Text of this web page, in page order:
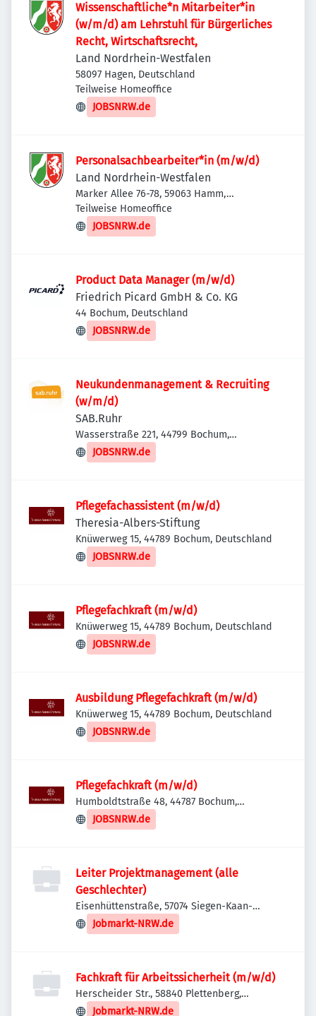
Wissenschaftliche*n Mitarbeiter*in
(w/m/d) am Lehrstuhl für Bürgerliches
Recht, Wirtschaftsrecht,
Land Nordrhein-Westfalen
58097 Hagen, Deutschland
Teilweise Homeoffice
JOBSNRW.de
Personalsachbearbeiter*in (m/w/d)
Land Nordrhein-Westfalen
Marker Allee 76-78, 59063 Hamm,
Deutschland
Teilweise Homeoffice
JOBSNRW.de
Product Data Manager (m/w/d)
Friedrich Picard GmbH & Co. KG
44 Bochum, Deutschland
JOBSNRW.de
Neukundenmanagement & Recruiting
(w/m/d)
SAB.Ruhr
Wasserstraße 221, 44799 Bochum,
Deutschland
JOBSNRW.de
Pflegefachassistent (m/w/d)
Theresia-Albers-Stiftung
Knüwerweg 15, 44789 Bochum, Deutschland
JOBSNRW.de
Pflegefachkraft (m/w/d)
Knüwerweg 15, 44789 Bochum, Deutschland
JOBSNRW.de
Ausbildung Pflegefachkraft (m/w/d)
Knüwerweg 15, 44789 Bochum, Deutschland
JOBSNRW.de
Pflegefachkraft (m/w/d)
Humboldtstraße 48, 44787 Bochum,
Deutschland
JOBSNRW.de
Leiter Projektmanagement (alle
Geschlechter)
Eisenhüttenstraße, 57074 Siegen-Kaan-
Marienborn, Deutschland
Jobmarkt-NRW.de
Fachkraft für Arbeitssicherheit (m/w/d)
Herscheider Str., 58840 Plettenberg,
Deutschland
Jobmarkt-NRW.de